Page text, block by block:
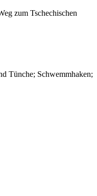
zum Tschechischen
Tünche; Schwemmhaken;